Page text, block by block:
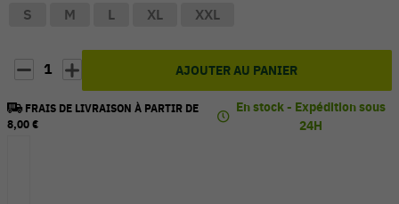
S M L XL XXL
1 AJOUTER AU PANIER
FRAIS DE LIVRAISON À PARTIR DE
8,00 €
En stock - Expédition sous
24H